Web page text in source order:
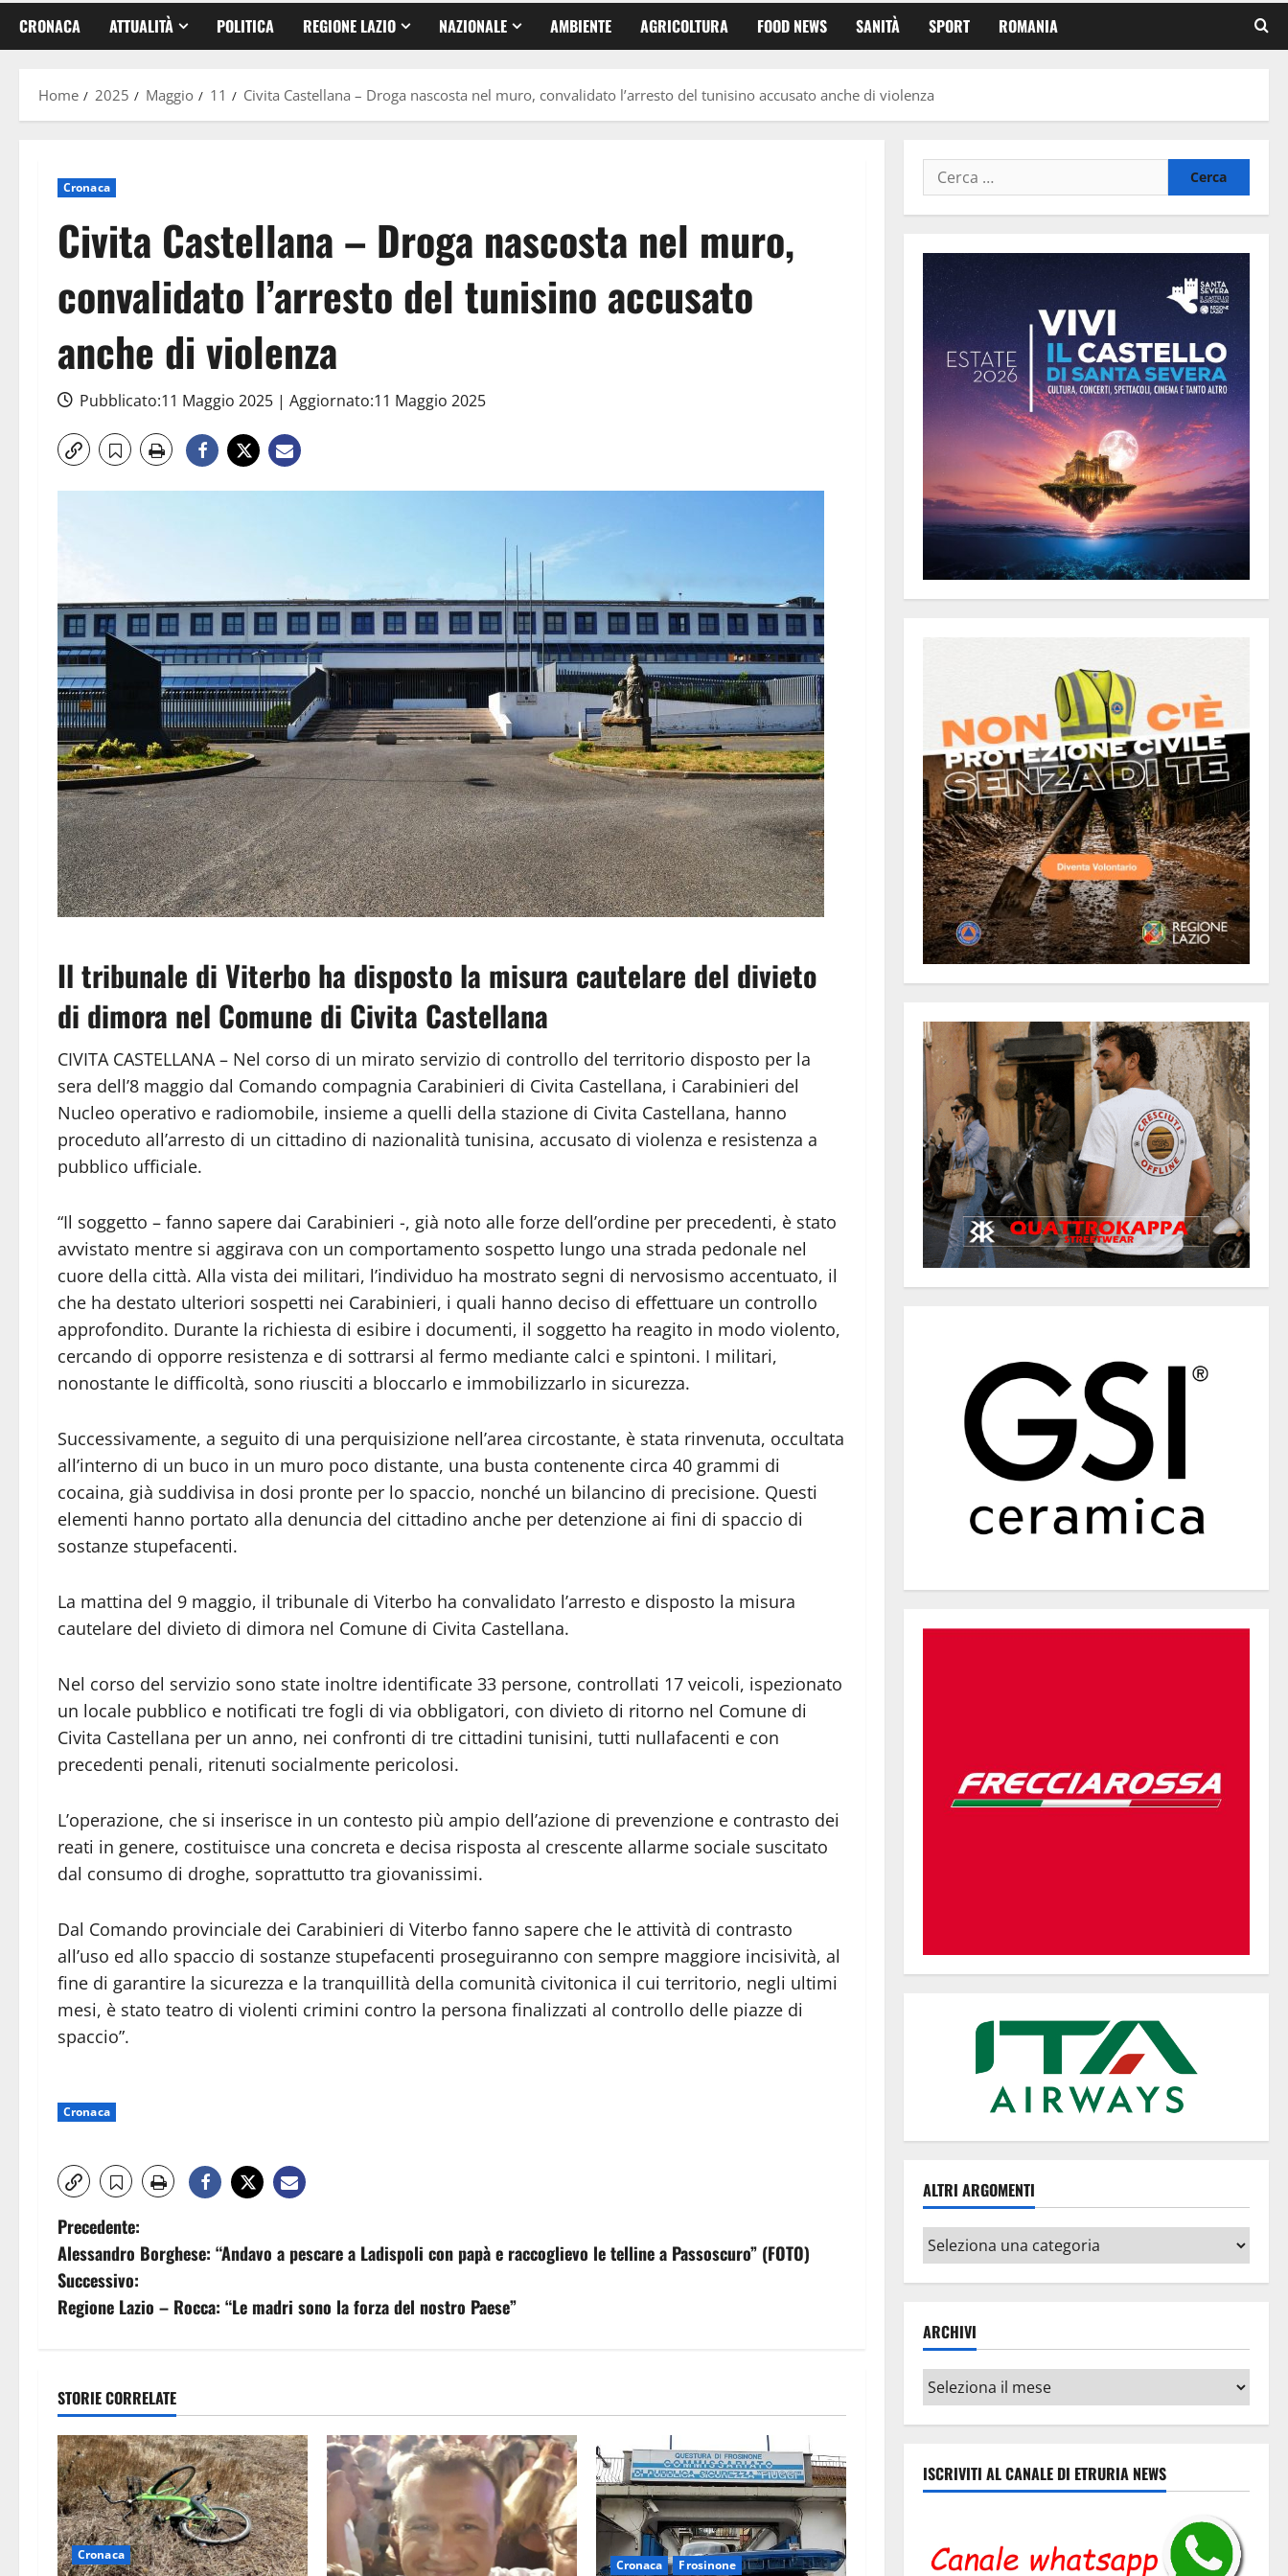
CRONACA ATTUALITÀ POLITICA REGIONE LAZIO NAZIONALE AMBIENTE AGRICOLTURA FOOD NEWS SANITÀ SPORT ROMANIA
Home 2025 Maggio 11 Civita Castellana – Droga nascosta nel muro, convalidato l’arresto del tunisino accusato anche di violenza
Cronaca
Civita Castellana – Droga nascosta nel muro,
convalidato l’arresto del tunisino accusato
anche di violenza
Pubblicato:11 Maggio 2025 | Aggiornato:11 Maggio 2025
Il tribunale di Viterbo ha disposto la misura cautelare del divieto
di dimora nel Comune di Civita Castellana
CIVITA CASTELLANA – Nel corso di un mirato servizio di controllo del territorio disposto per la
sera dell’8 maggio dal Comando compagnia Carabinieri di Civita Castellana, i Carabinieri del
Nucleo operativo e radiomobile, insieme a quelli della stazione di Civita Castellana, hanno
proceduto all’arresto di un cittadino di nazionalità tunisina, accusato di violenza e resistenza a
pubblico ufficiale.
“Il soggetto – fanno sapere dai Carabinieri -, già noto alle forze dell’ordine per precedenti, è stato
avvistato mentre si aggirava con un comportamento sospetto lungo una strada pedonale nel
cuore della città. Alla vista dei militari, l’individuo ha mostrato segni di nervosismo accentuato, il
che ha destato ulteriori sospetti nei Carabinieri, i quali hanno deciso di effettuare un controllo
approfondito. Durante la richiesta di esibire i documenti, il soggetto ha reagito in modo violento,
cercando di opporre resistenza e di sottrarsi al fermo mediante calci e spintoni. I militari,
nonostante le difficoltà, sono riusciti a bloccarlo e immobilizzarlo in sicurezza.
Successivamente, a seguito di una perquisizione nell’area circostante, è stata rinvenuta, occultata
all’interno di un buco in un muro poco distante, una busta contenente circa 40 grammi di
cocaina, già suddivisa in dosi pronte per lo spaccio, nonché un bilancino di precisione. Questi
elementi hanno portato alla denuncia del cittadino anche per detenzione ai fini di spaccio di
sostanze stupefacenti.
La mattina del 9 maggio, il tribunale di Viterbo ha convalidato l’arresto e disposto la misura
cautelare del divieto di dimora nel Comune di Civita Castellana.
Nel corso del servizio sono state inoltre identificate 33 persone, controllati 17 veicoli, ispezionato
un locale pubblico e notificati tre fogli di via obbligatori, con divieto di ritorno nel Comune di
Civita Castellana per un anno, nei confronti di tre cittadini tunisini, tutti nullafacenti e con
precedenti penali, ritenuti socialmente pericolosi.
L’operazione, che si inserisce in un contesto più ampio dell’azione di prevenzione e contrasto dei
reati in genere, costituisce una concreta e decisa risposta al crescente allarme sociale suscitato
dal consumo di droghe, soprattutto tra giovanissimi.
Dal Comando provinciale dei Carabinieri di Viterbo fanno sapere che le attività di contrasto
all’uso ed allo spaccio di sostanze stupefacenti proseguiranno con sempre maggiore incisività, al
fine di garantire la sicurezza e la tranquillità della comunità civitonica il cui territorio, negli ultimi
mesi, è stato teatro di violenti crimini contro la persona finalizzati al controllo delle piazze di
spaccio”.
Cronaca
N
a
v
g
a
z
i
o
Precedente:
Alessandro Borghese: “Andavo a pescare a Ladispoli con papà e raccoglievo le telline a Passoscuro” (FOTO)
Successivo:
Regione Lazio – Rocca: “Le madri sono la forza del nostro Paese”
STORIE CORRELATE
Cronaca
Cronaca Frosinone
Ricerca
per:
ALTRI ARGOMENTI
Altri
argomenti
ARCHIVI
Archivi
ISCRIVITI AL CANALE DI ETRURIA NEWS